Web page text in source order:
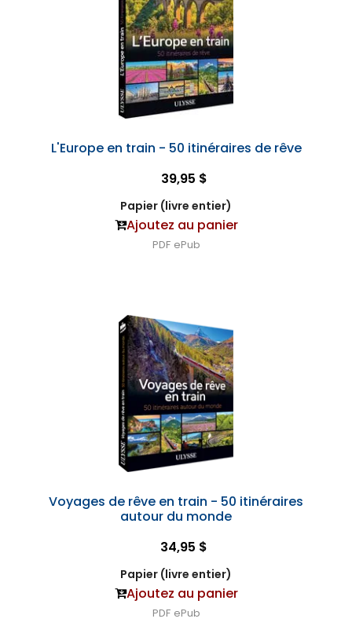
L'Europe en train - 50 itinéraires de rêve
39,95 $
Papier (livre entier)
Ajoutez au panier
PDF ePub
Voyages de rêve en train - 50 itinéraires
autour du monde
34,95 $
Papier (livre entier)
Ajoutez au panier
PDF ePub